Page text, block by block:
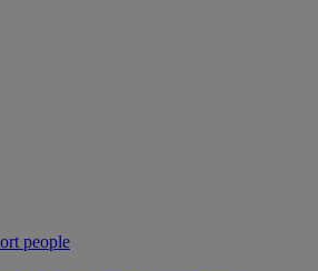
people